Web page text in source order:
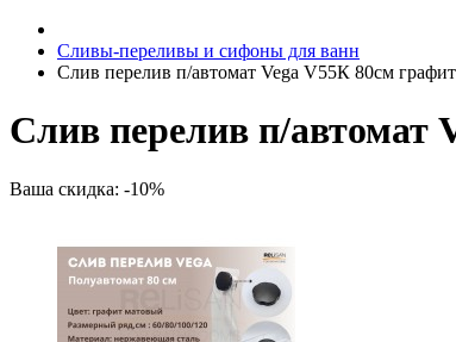
Сливы-переливы и сифоны для ванн
Слив перелив п/автомат Vega V55К 80см
Слив перелив п/автомат
Ваша скидка: -10%